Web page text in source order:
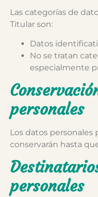
Las categorías de
Titular son:
Datos
No se tratan
especialmente
personales
Los datos personales
conservarán hasta
personales